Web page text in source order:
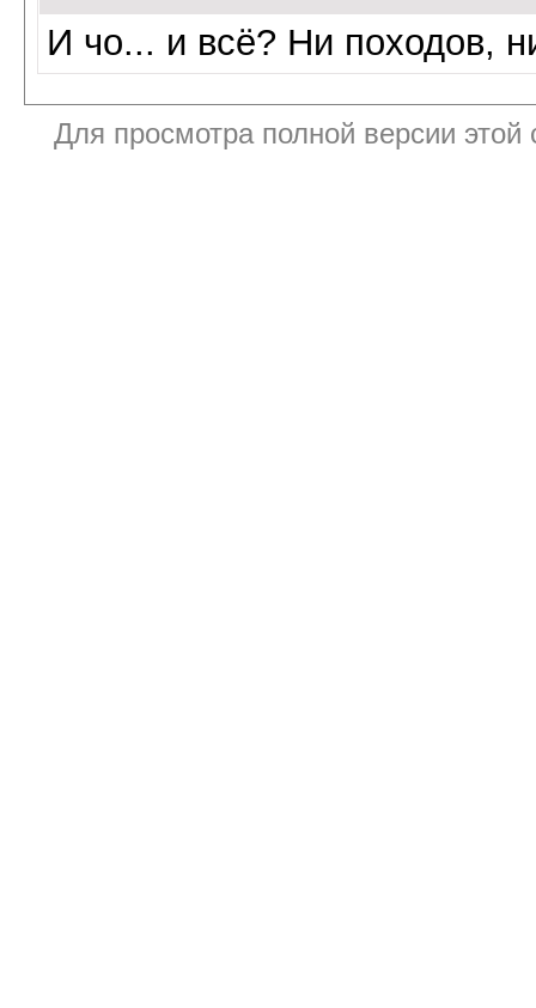
И чо... и всё? Ни походов,
Для просмотра полной версии